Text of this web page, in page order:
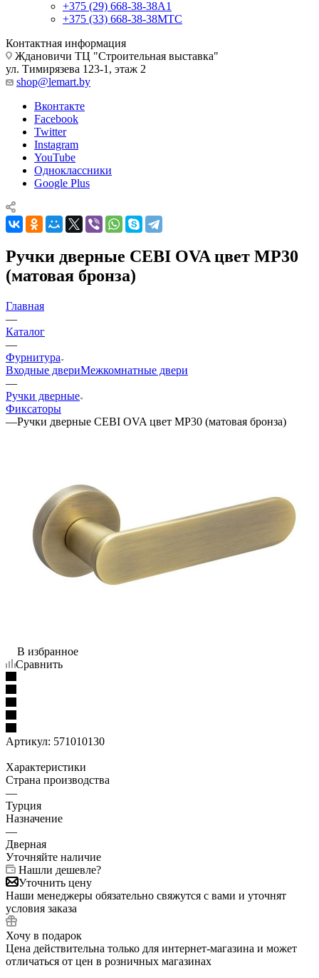
+375 (29) 668-38-38A1
+375 (33) 668-38-38МТС
Контактная информация
Ждановичи ТЦ "Строительная выставка"
ул. Тимирязева 123-1, этаж 2
shop@lemart.by
Вконтакте
Facebook
Twitter
Instagram
YouTube
Одноклассники
Google Plus
Ручки дверные CEBI OVA цвет MP30
(матовая бронза)
Главная
—
Каталог
—
Фурнитура
Входные двериМежкомнатные двери
—
Ручки дверные
Фиксаторы
—Ручки дверные CEBI OVA цвет MP30 (матовая бронза)
В избранное
Сравнить
Артикул: 571010130
Характеристики
Страна производства
—
Турция
Назначение
—
Дверная
Уточняйте наличие
Нашли дешевле?
Уточнить цену
Наши менеджеры обязательно свяжутся с вами и уточнят
условия заказа
Хочу в подарок
Цена действительна только для интернет-магазина и может
отличаться от цен в розничных магазинах